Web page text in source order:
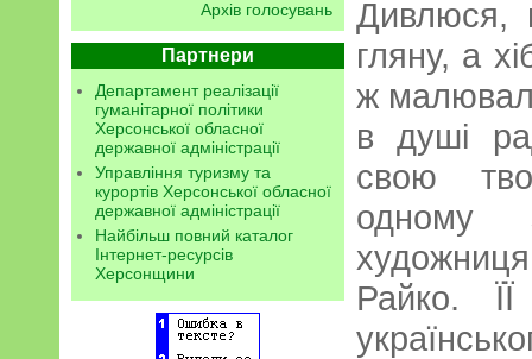
Архів голосувань
Партнери
Департамент реалізації
гуманітарної політики
Херсонської обласної
державної адміністрації
Управління туризму та
курортів Херсонської обласної
державної адміністрації
Найбільш повний каталог
Інтернет-ресурсів
Херсонщини
Дивлюся,
гляну, а
ж
в душі
свою
одному
Райко.